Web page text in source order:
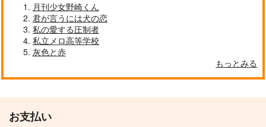
月刊少女野崎くん
君が言うには犬の恋
私の愛する圧制者
私立メロ高等学校
灰色と赤
もっとみる
お支払い